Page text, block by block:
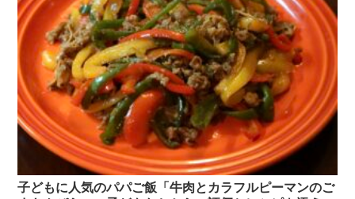
子どもに人気のパパご飯「牛肉とカラフルピーマンのご